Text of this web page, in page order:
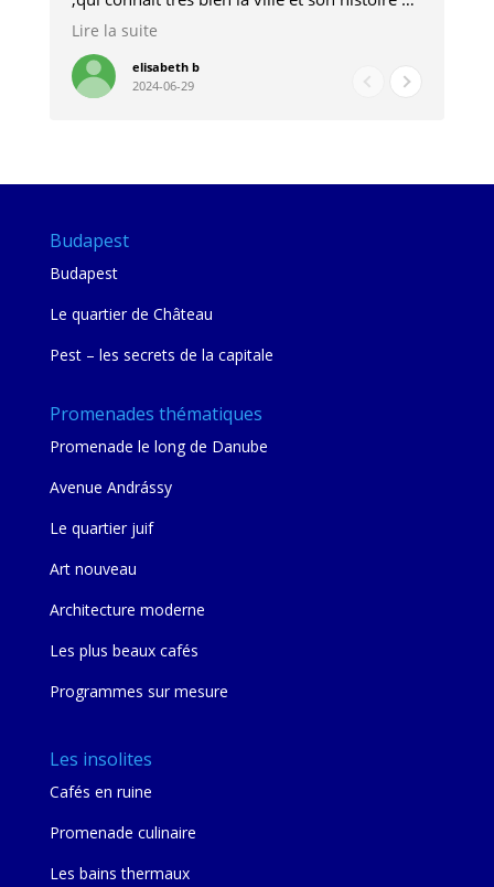
qui nous a permis d'accéder à des lieux
pour les restaurants . A la fin de notre séjour
nous étions plus avec une amie qu' une guide
Lire la suite
elisabeth b
2024-06-29
Budapest
Budapest
Le quartier de Château
Pest – les secrets de la capitale
Promenades thématiques
Promenade le long de Danube
Avenue Andrássy
Le quartier juif
Art nouveau
Architecture moderne
Les plus beaux cafés
Programmes sur mesure
Les insolites
Cafés en ruine
Promenade culinaire
Les bains thermaux